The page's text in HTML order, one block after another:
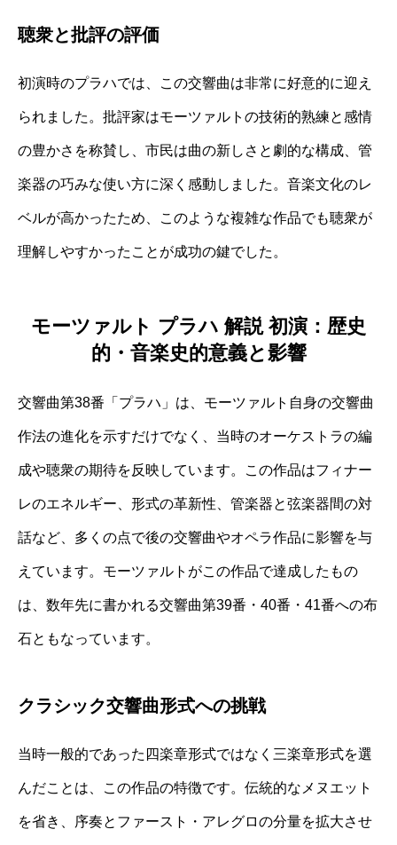
聴衆と批評の評価
初演時のプラハでは、この交響曲は非常に好意的に迎え
られました。批評家はモーツァルトの技術的熟練と感情
の豊かさを称賛し、市民は曲の新しさと劇的な構成、管
楽器の巧みな使い方に深く感動しました。音楽文化のレ
ベルが高かったため、このような複雑な作品でも聴衆が
理解しやすかったことが成功の鍵でした。
モーツァルト プラハ 解説 初演：歴史
的・音楽史的意義と影響
交響曲第38番「プラハ」は、モーツァルト自身の交響曲
作法の進化を示すだけでなく、当時のオーケストラの編
成や聴衆の期待を反映しています。この作品はフィナー
レのエネルギー、形式の革新性、管楽器と弦楽器間の対
話など、多くの点で後の交響曲やオペラ作品に影響を与
えています。モーツァルトがこの作品で達成したもの
は、数年先に書かれる交響曲第39番・40番・41番への布
石ともなっています。
クラシック交響曲形式への挑戦
当時一般的であった四楽章形式ではなく三楽章形式を選
んだことは、この作品の特徴です。伝統的なメヌエット
を省き、序奏とファースト・アレグロの分量を拡大させ